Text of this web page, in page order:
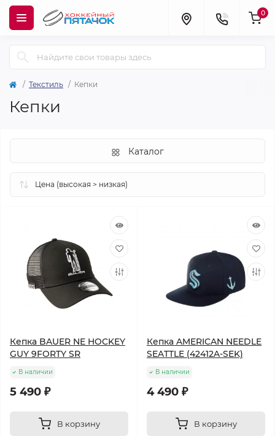
0
Текстиль Кепки
Кепки
Каталог
Кепка BAUER NE HOCKEY
GUY 9FORTY SR
В наличии
5 490 ₽
В корзину
Кепка AMERICAN NEEDLE
SEATTLE (42412A-SEK)
В наличии
4 490 ₽
В корзину